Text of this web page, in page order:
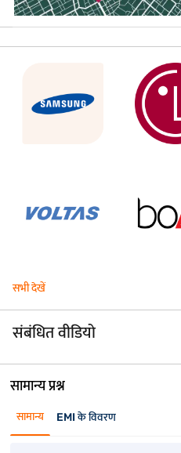
सभी देखें
संबंधित वीडियो
सामान्य प्रश्न
सामान्य EMI के विवरण